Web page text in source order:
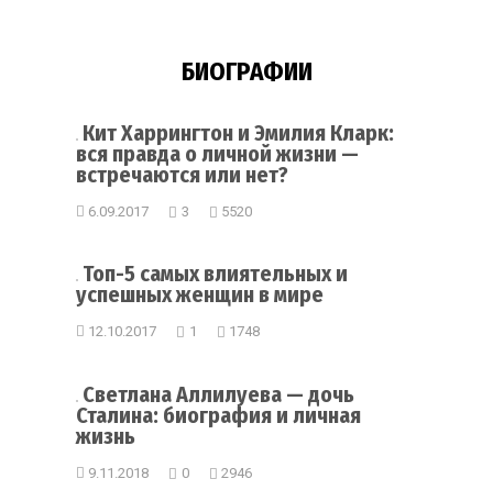
БИОГРАФИИ
Кит Харрингтон и Эмилия Кларк:
вся правда о личной жизни —
встречаются или нет?
6.09.2017 3 5520
Топ-5 самых влиятельных и
успешных женщин в мире
12.10.2017 1 1748
Светлана Аллилуева — дочь
Сталина: биография и личная
жизнь
9.11.2018 0 2946